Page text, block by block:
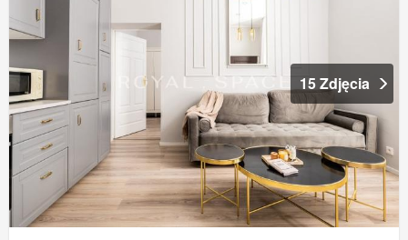
15 Zdjęcia